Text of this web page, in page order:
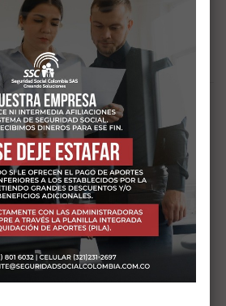
Diferencia en la pensión de vejez en
privados